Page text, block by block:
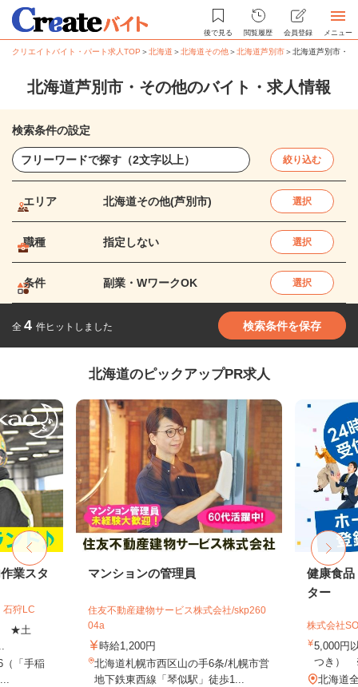
後で見る 閲覧履歴 会員登録 メニュー
クリエイトバイト・パート求人TOP ＞北海道 ＞北海道その他＞北海道芦別市＞北海道芦別市・
北海道芦別市・その他のバイト・求人情報
検索条件の設定
絞り込む
エリア 北海道その他(芦別市) 選択
職種 指定しない 選択
条件 副業・WワークOK 選択
全 4 件ヒットしました 検索条件を保存
北海道のピックアップPR求人
業スタ
狩LC
★土
（「手稲
マンションの管理員
住友不動産建物サービス株式会社/skp260
04a
時給1,200円
北海道札幌市西区山の手6条/札幌市営
地下鉄東西線「琴似駅」徒歩1...
健康食品
ター
株式会社
5,000円
つき）
北海道